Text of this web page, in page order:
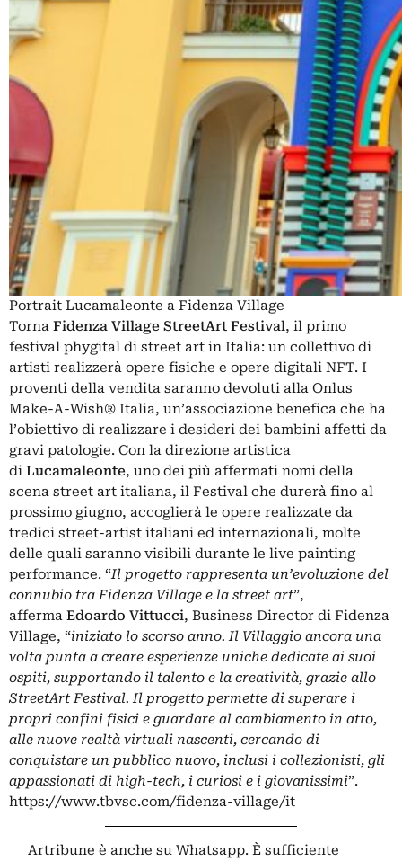
Portrait Lucamaleonte a Fidenza Village
Torna Fidenza Village StreetArt Festival, il primo
festival phygital di street art in Italia: un collettivo di
artisti realizzerà opere fisiche e opere digitali NFT. I
proventi della vendita saranno devoluti alla Onlus
Make-A-Wish® Italia, un’associazione benefica che ha
l’obiettivo di realizzare i desideri dei bambini affetti da
gravi patologie. Con la direzione artistica
di Lucamaleonte, uno dei più affermati nomi della
scena street art italiana, il Festival che durerà fino al
prossimo giugno, accoglierà le opere realizzate da
tredici street-artist italiani ed internazionali, molte
delle quali saranno visibili durante le live painting
performance. “Il progetto rappresenta un’evoluzione del
connubio tra Fidenza Village e la street art”,
afferma Edoardo Vittucci, Business Director di Fidenza
Village, “iniziato lo scorso anno. Il Villaggio ancora una
volta punta a creare esperienze uniche dedicate ai suoi
ospiti, supportando il talento e la creatività, grazie allo
StreetArt Festival. Il progetto permette di superare i
propri confini fisici e guardare al cambiamento in atto,
alle nuove realtà virtuali nascenti, cercando di
conquistare un pubblico nuovo, inclusi i collezionisti, gli
appassionati di high-tech, i curiosi e i giovanissimi”.
https://www.tbvsc.com/fidenza-village/it
Artribune è anche su Whatsapp. È sufficiente